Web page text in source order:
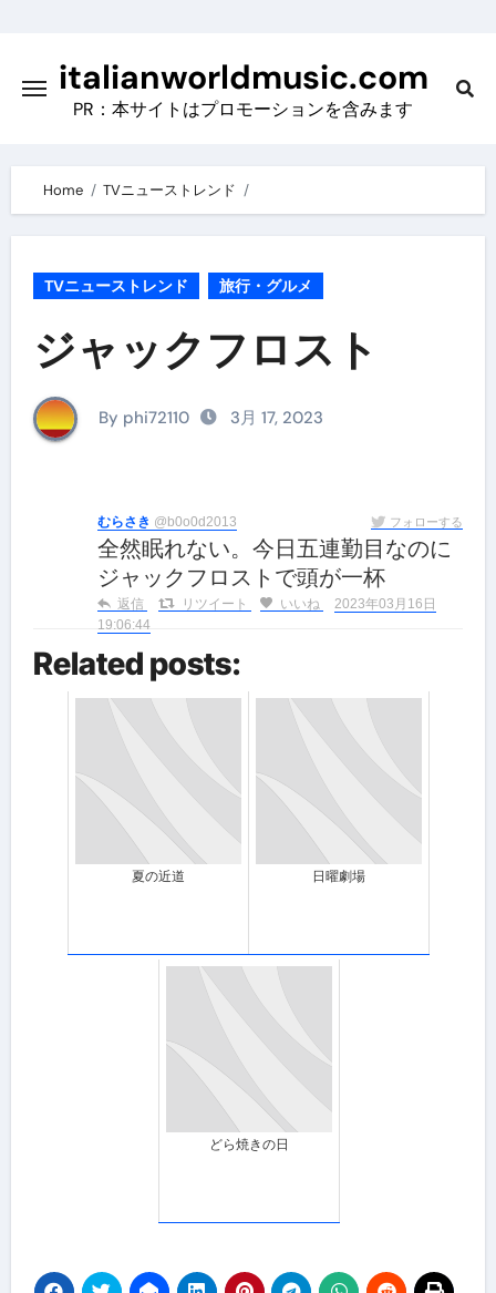
contentitalianworldmusic.com
PR：本サイトはプロモーションを含みます
Home TVニューストレンド
TVニューストレンド 旅行・グルメ
ジャックフロスト
By phi72110 3月 17, 2023
むらさき @b0o0d2013 フォローする
全然眠れない。今日五連勤目なのに
ジャックフロストで頭が一杯
返信 リツイート いいね
2023年03月16日
19:06:44
Related posts:
夏の近道 日曜劇場
どら焼きの日